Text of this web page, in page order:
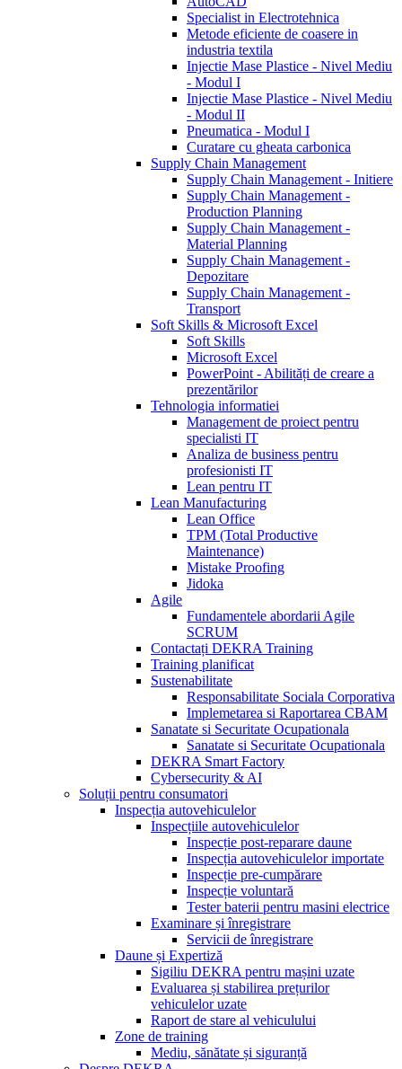
Specialist in Electrotehnica
Metode eficiente de coasere in
industria textila
Injectie Mase Plastice - Nivel Mediu
- Modul I
Injectie Mase Plastice - Nivel Mediu
- Modul II
Pneumatica - Modul I
Curatare cu gheata carbonica
Supply Chain Management
Supply Chain Management - Initiere
Supply Chain Management -
Production Planning
Supply Chain Management -
Material Planning
Supply Chain Management -
Depozitare
Supply Chain Management -
Transport
Soft Skills & Microsoft Excel
Soft Skills
Microsoft Excel
PowerPoint - Abilități de creare a
prezentărilor
Tehnologia informatiei
Management de proiect pentru
specialisti IT
Analiza de business pentru
profesionisti IT
Lean pentru IT
Lean Manufacturing
Lean Office
TPM (Total Productive
Maintenance)
Mistake Proofing
Jidoka
Agile
Fundamentele abordarii Agile
SCRUM
Contactați DEKRA Training
Training planificat
Sustenabilitate
Responsabilitate Sociala Corporativa
Implemetarea si Raportarea CBAM
Sanatate si Securitate Ocupationala
Sanatate si Securitate Ocupationala
DEKRA Smart Factory
Cybersecurity & AI
Soluții pentru consumatori
Inspecția autovehiculelor
Inspecțiile autovehiculelor
Inspecție post-reparare daune
Inspecția autovehiculelor importate
Inspecție pre-cumpărare
Inspecție voluntară
Tester baterii pentru masini electrice
Examinare și înregistrare
Servicii de înregistrare
Daune și Expertiză
Sigiliu DEKRA pentru mașini uzate
Evaluarea și stabilirea prețurilor
vehiculelor uzate
Raport de stare al vehiculului
Zone de training
Mediu, sănătate și siguranță